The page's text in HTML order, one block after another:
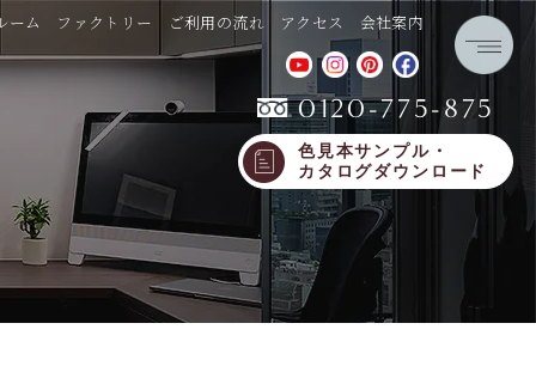
ーム ファクトリー ご利用の流れ アクセス 会社案内
0120-775-875
色見本サンプル・
カタログダウンロード